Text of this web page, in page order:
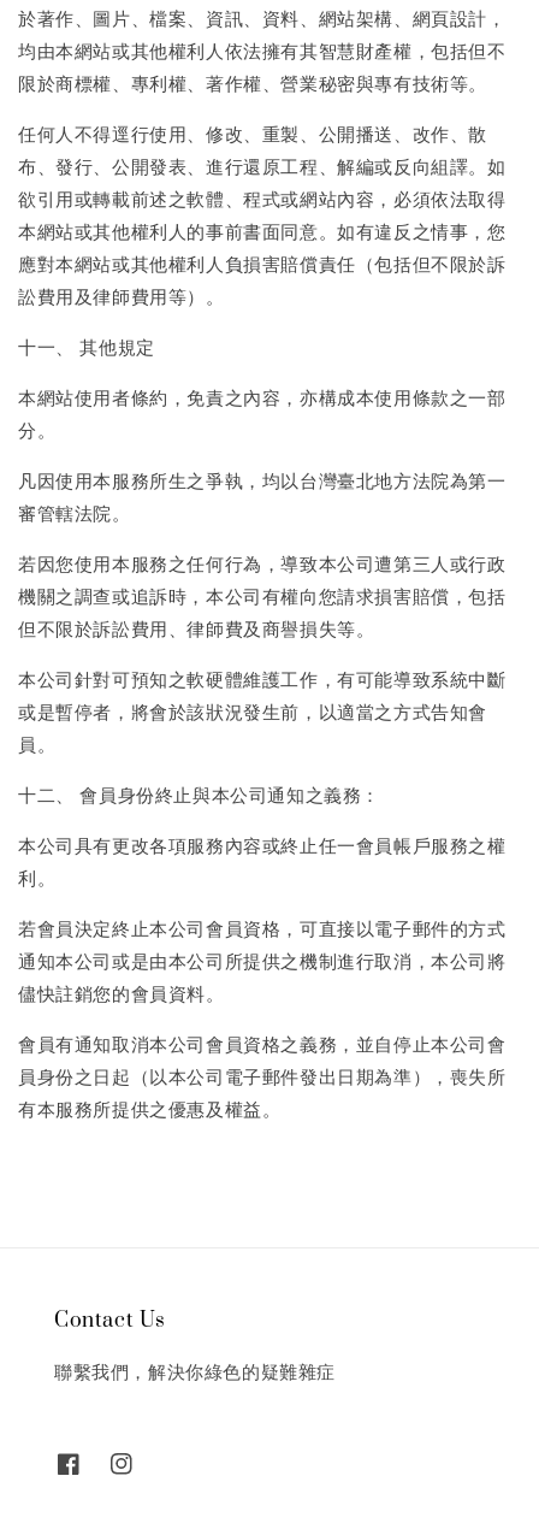
於著作、圖片、檔案、資訊、資料、網站架構、網頁設計，
均由本網站或其他權利人依法擁有其智慧財產權，包括但不
限於商標權、專利權、著作權、營業秘密與專有技術等。
任何人不得逕行使用、修改、重製、公開播送、改作、散
布、發行、公開發表、進行還原工程、解編或反向組譯。如
欲引用或轉載前述之軟體、程式或網站內容，必須依法取得
本網站或其他權利人的事前書面同意。如有違反之情事，您
應對本網站或其他權利人負損害賠償責任（包括但不限於訴
訟費用及律師費用等）。
十一、 其他規定
本網站使用者條約，免責之內容，亦構成本使用條款之一部
分。
凡因使用本服務所生之爭執，均以台灣臺北地方法院為第一
審管轄法院。
若因您使用本服務之任何行為，導致本公司遭第三人或行政
機關之調查或追訴時，本公司有權向您請求損害賠償，包括
但不限於訴訟費用、律師費及商譽損失等。
本公司針對可預知之軟硬體維護工作，有可能導致系統中斷
或是暫停者，將會於該狀況發生前，以適當之方式告知會
員。
十二、 會員身份終止與本公司通知之義務：
本公司具有更改各項服務內容或終止任一會員帳戶服務之權
利。
若會員決定終止本公司會員資格，可直接以電子郵件的方式
通知本公司或是由本公司所提供之機制進行取消，本公司將
儘快註銷您的會員資料。
會員有通知取消本公司會員資格之義務，並自停止本公司會
員身份之日起（以本公司電子郵件發出日期為準），喪失所
有本服務所提供之優惠及權益。
Contact Us
聯繫我們，解決你綠色的疑難雜症